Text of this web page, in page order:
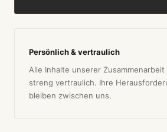
Persönlich & vertraulich
Alle Inhalte unserer
streng vertraulich. Ihre
bleiben zwischen uns.